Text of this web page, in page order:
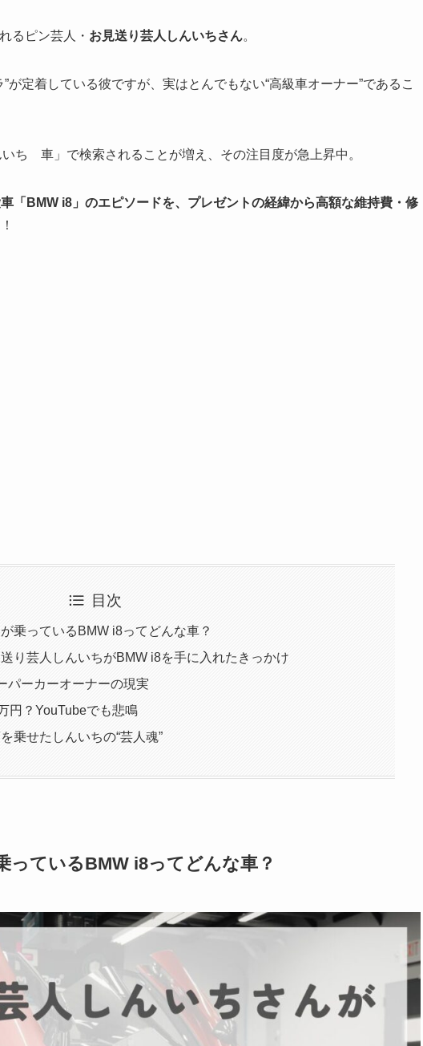
るピン芸人・ お見送り芸人しんいちさん。
が定着している彼ですが、実はとんでもない“高級車オーナー”であるこ
ち 車」で検索されることが増え、その注目度が急上昇中。
「BMW i8」のエピソードを、プレゼントの経緯から高額な維持費・修
目次
乗っているBMW i8ってどんな車？
り芸人しんいちがBMW i8を手に入れたきっかけ
パーカーオーナーの現実
円？YouTubeでも悲鳴
乗せたしんいちの“芸人魂”
っているBMW i8ってどんな車？